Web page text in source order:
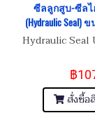
ซีลลูกสูบ-ซีล
(Hydraulic Seal)
Hydraulic Seal
฿
สั่งซื้อ